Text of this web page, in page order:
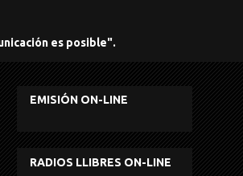
es posible".
EMISIÓN ON-LINE
RADIOS LLIBRES ON-LINE